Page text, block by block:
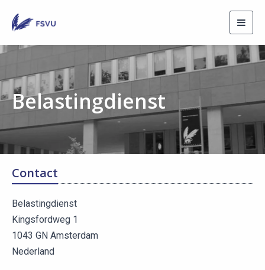
Belastingdienst
Contact
Belastingdienst
Kingsfordweg 1
1043 GN Amsterdam
Nederland